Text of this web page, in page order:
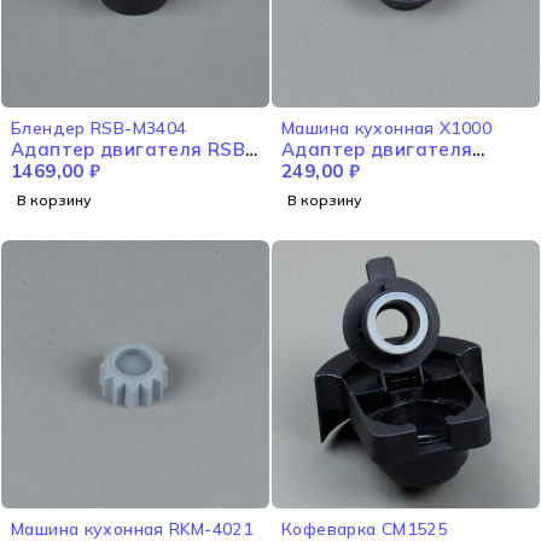
Блендер RSB-M3404
Адаптер двигателя RSB-
M3404
1469,00 ₽
В корзину
Машина кухонная X1000
Адаптер двигателя
X1000
249,00 ₽
В корзину
Машина кухонная RKM-4021 Кофеварка CM1525